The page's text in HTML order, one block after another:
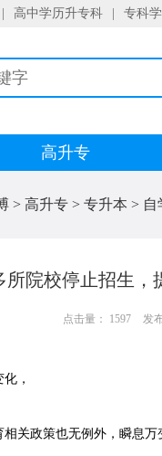
高中学历升专科 专科
高升专
> 高升专 > 专升本 > 自
所院校停止招生，
点击量： 1597 发
，
政策也无例外，瞬息万